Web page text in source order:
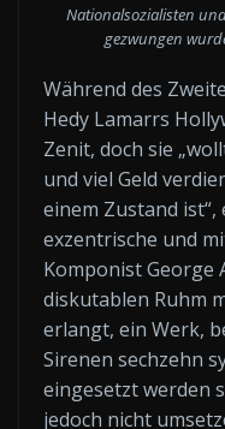
Nationalsozialisten
gezwungen
Während des
Hedy Lamarrs
Zenit, doch sie
und viel Geld
einem Zustand
exzentrische und
Komponist George
diskutablen Ruhm
erlangt, ein Werk,
Sirenen sechzehn
eingesetzt werden
jedoch nicht